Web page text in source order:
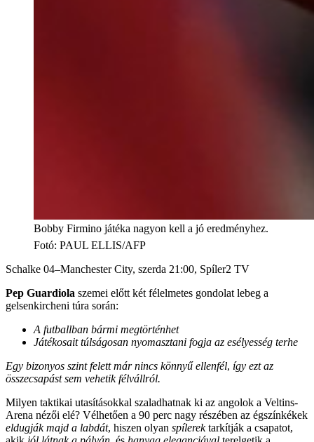
Bobby Firmino játéka nagyon kell a jó eredményhez.
Fotó: PAUL ELLIS/AFP
Schalke 04–Manchester City, szerda 21:00, Spíler2 TV
Pep Guardiola szemei előtt két félelmetes gondolat lebeg a
gelsenkircheni túra során:
A futballban bármi megtörténhet
Játékosait túlságosan nyomasztani fogja az esélyesség terhe
Egy bizonyos szint felett már nincs könnyű ellenfél, így ezt az
összecsapást sem vehetik félvállról.
Milyen taktikai utasításokkal szaladhatnak ki az angolok a Veltins-
Arena nézői elé? Vélhetően a 90 perc nagy részében az égszínkékek
eldugják majd a labdát, hiszen olyan spílerektarkítják a csapatot,